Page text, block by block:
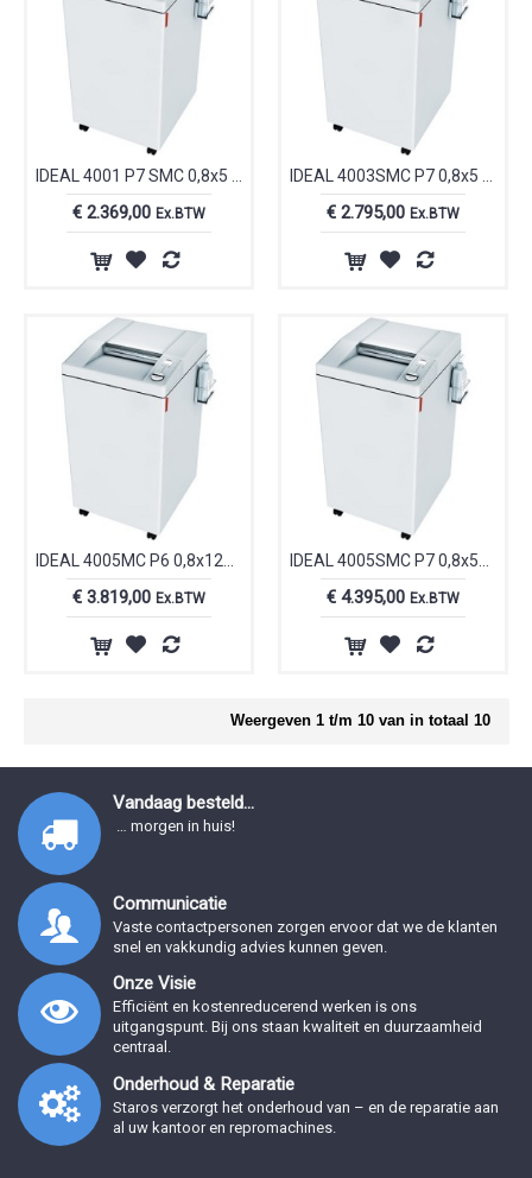
€ 2.369,00 Ex.BTW € 2.795,00 Ex.BTW
€ 3.819,00 Ex.BTW € 4.395,00 Ex.BTW
Weergeven 1 t/m 10 van in totaal 10
Vandaag besteld...
… morgen in huis!
Communicatie
Vaste contactpersonen zorgen ervoor dat we de klanten
snel en vakkundig advies kunnen geven.
Onze Visie
Efficiënt en kostenreducerend werken is ons
uitgangspunt. Bij ons staan kwaliteit en duurzaamheid
centraal.
Onderhoud & Reparatie
Staros verzorgt het onderhoud van – en de reparatie aan
al uw kantoor en repromachines.